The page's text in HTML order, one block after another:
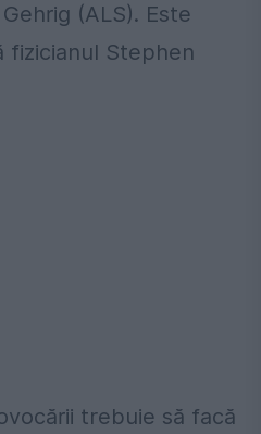
(ALS). Este
fizicianul Stephen
trebuie să facă